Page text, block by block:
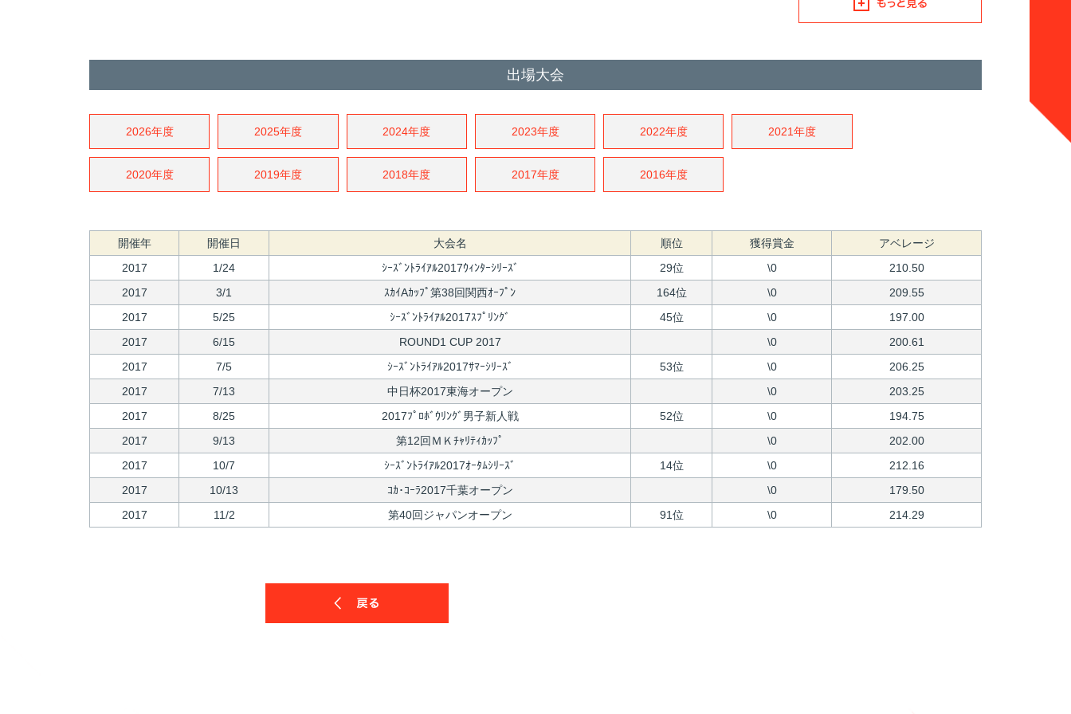
出場大会
2026年度 2025年度 2024年度 2023年度 2022年度 2021年度
2020年度 2019年度 2018年度 2017年度 2016年度
開催年 開催日 大会名 順位 獲得賞金
アベレージ
2017
1/24 ｼｰｽﾞﾝﾄﾗｲｱﾙ2017ｳｨﾝﾀｰｼﾘｰｽﾞ 29位 \0
210.50
2017
3/1 ｽｶｲAｶｯﾌﾟ第38回関西ｵｰﾌﾟﾝ 164位 \0
209.55
2017
5/25 ｼｰｽﾞﾝﾄﾗｲｱﾙ2017ｽﾌﾟﾘﾝｸﾞ 45位 \0
197.00
2017
6/15 ROUND1 CUP 2017 \0
200.61
2017
7/5 ｼｰｽﾞﾝﾄﾗｲｱﾙ2017ｻﾏｰｼﾘｰｽﾞ 53位 \0
206.25
2017
7/13 中日杯2017東海オープン \0
203.25
2017
8/25 2017ﾌﾟﾛﾎﾞｳﾘﾝｸﾞ男子新人戦 52位 \0
194.75
2017
9/13 第12回ＭＫﾁｬﾘﾃｨｶｯﾌﾟ \0
202.00
2017
10/7 ｼｰｽﾞﾝﾄﾗｲｱﾙ2017ｵｰﾀﾑｼﾘｰｽﾞ 14位 \0
212.16
2017
10/13 ｺｶ･ｺｰﾗ2017千葉オープン \0
179.50
2017
11/2 第40回ジャパンオープン 91位 \0 214.29